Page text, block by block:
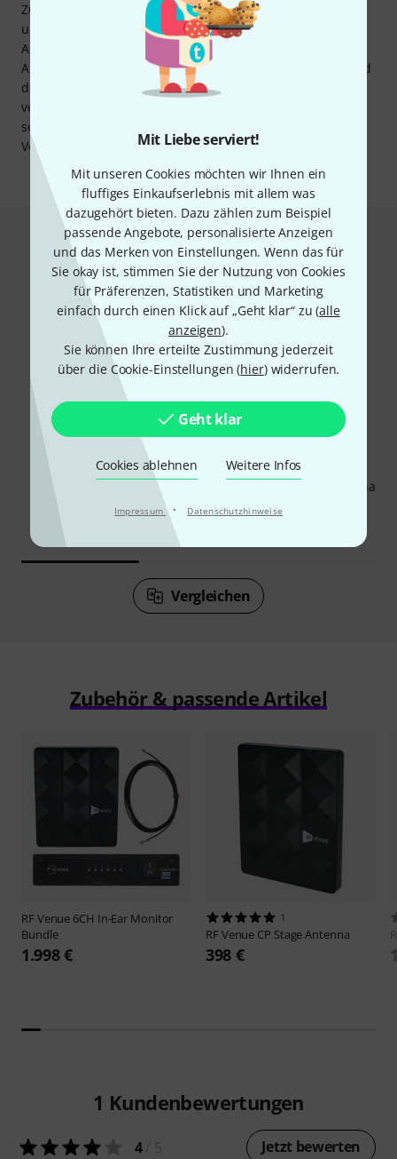
Mit Liebe serviert!
Mit unseren Cookies möchten wir Ihnen ein
fluffiges Einkaufserlebnis mit allem was
dazugehört bieten. Dazu zählen zum Beispiel
passende Angebote, personalisierte Anzeigen
und das Merken von Einstellungen. Wenn das für
Sie okay ist, stimmen Sie der Nutzung von Cookies
für Präferenzen, Statistiken und Marketing
einfach durch einen Klick auf „Geht klar“ zu (alle
anzeigen).
Sie können Ihre erteilte Zustimmung jederzeit
über die Cookie-Einstellungen (hier) widerrufen.
Geht klar
Cookies ablehnen Weitere Infos
Impressum · Datenschutzhinweise
Zuverlässigkeit der Übertragung, minimiert Interferenzen
und benötigt weniger Platz. Doch auch bei allen anderen
Anlässen, bei denen das Kombinieren von mehreren
Antennensignalen für In-Ear-Monitoring vorteilhaft ist, wird
der RF Venue Combine 6 HDR zuverlässig seinen Dienst
verrichten. Für die Übertragung des Funksignals können
selbstverständlich Antennen aus dem Angebot von RF
Venue eingesetzt werden.
Das kauften Kunden, die sich dieses
Produkt angesehen haben
41%
KAUFTEN
1.549 €
11%
KAUFTEN
the t.bone free solo Antenna
Splitter
Vergleichen
Zubehör & passende Artikel
RF Venue 6CH In-Ear Monitor
Bundle
1.998 €
1
RF Venue CP Stage Antenna
398 €
1 Kundenbewertungen
4/ 5 Jetzt bewerten